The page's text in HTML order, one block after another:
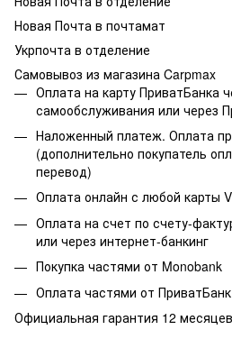
Новая Почта в почтамат
Укрпочта в отделение
Самовывоз из магазина Carpmax
Оплата на карту ПриватБанка
самообслуживания или через
Наложенный платеж. Оплата
(дополнительно покупатель
перевод)
Оплата онлайн с любой карты
Оплата на счет по счету-
или через интернет-банкинг
Покупка частями от Monobank
Оплата частями от ПриватБанк
Официальная гарантия 12